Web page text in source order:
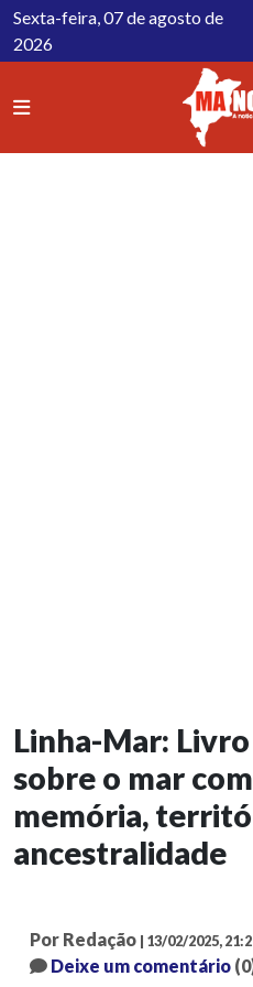
Sexta-feira, 07 de agosto de
2026
Linha-Mar:
sobre o mar
memória,
ancestralidade
Por Redação | 13/02/2025,
Deixe um comentário